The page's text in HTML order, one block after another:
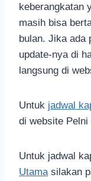
keberangkatan
masih bisa
bulan. Jika ada
update-nya di
langsung di
Untuk jadwal
di website Pelni
Untuk jadwal
Utamasilakan